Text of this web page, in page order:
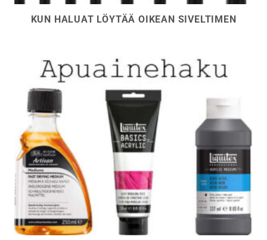
KUN HALUAT LÖYTÄÄ OIKEAN SIVELTIMEN